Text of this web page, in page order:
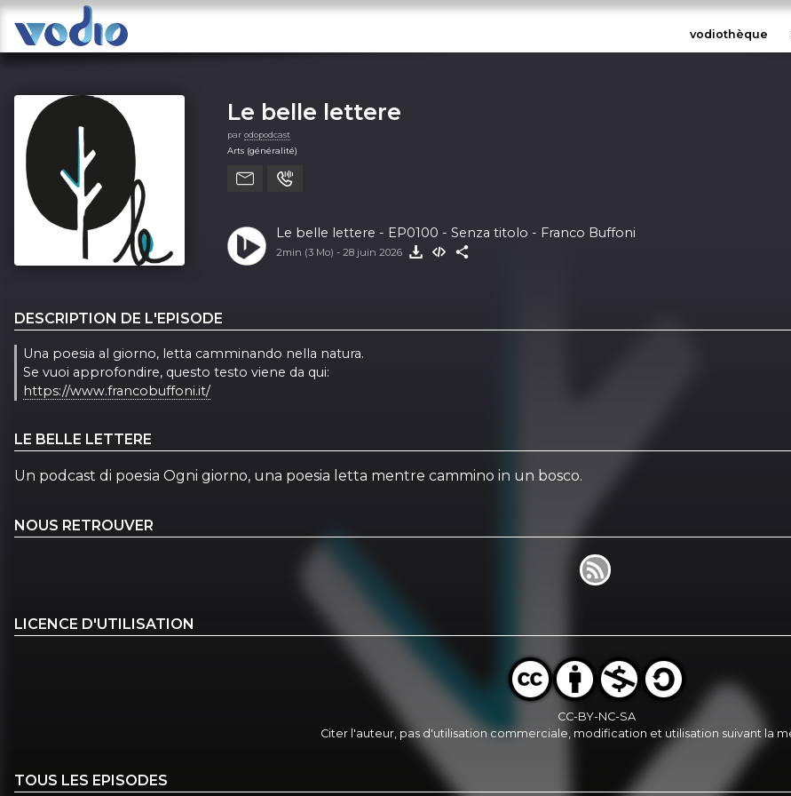
vodiothèque
Le belle lettere
par odopodcast
Arts (généralité)
Le belle lettere - EP0100 - Senza titolo - Franco Buffoni
2min (3 Mo) - 28 juin 2026
DESCRIPTION DE L'EPISODE
Una poesia al giorno, letta camminando nella natura.
Se vuoi approfondire, questo testo viene da qui:
https://www.francobuffoni.it/
LE BELLE LETTERE
Un podcast di poesia Ogni giorno, una poesia letta mentre cammino in un bosco.
NOUS RETROUVER
LICENCE D'UTILISATION
CC-BY-NC-SA
Citer l'auteur, pas d'utilisation commerciale, modification et utilisation suivant la
TOUS LES EPISODES